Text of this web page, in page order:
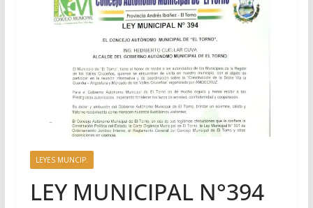
LEYES MUNCIP.
LEY MUNICIPAL N°394